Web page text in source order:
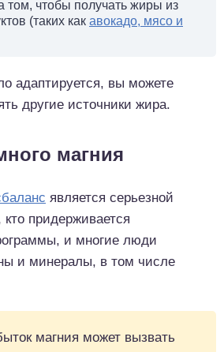
том, чтобы получать жиры из
(таких как авокадо, мясо и
адаптируется, вы можете
другие источники жира.
магния
является серьезной
придерживается
и многие люди
и минералы, в том числе
магния может вызвать